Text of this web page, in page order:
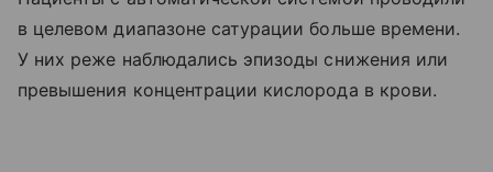
в целевом диапазоне сатурации больше времени.
У них реже наблюдались эпизоды снижения или
превышения концентрации кислорода в крови.